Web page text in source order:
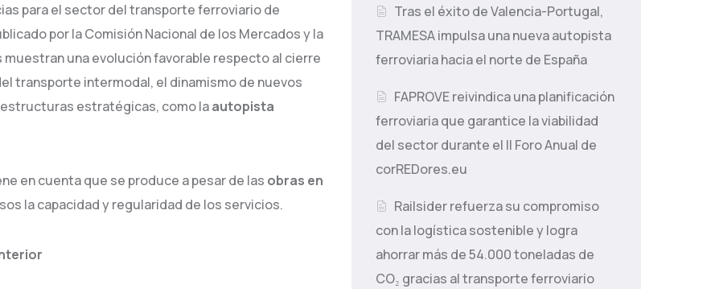
para el sector del transporte ferroviario de
por la Comisión Nacional de los Mercados y la
una evolución favorable respecto al cierre
transporte intermodal, el dinamismo de nuevos
estratégicas, como laautopista
en cuenta que se produce a pesar de las obras en
la capacidad y regularidad de los servicios.
Tras el éxito de Valencia-Portugal,
TRAMESA impulsa una nueva autopista
ferroviaria hacia el norte de España
FAPROVE reivindica una planificación
ferroviaria que garantice la viabilidad
del sector durante el II Foro Anual de
corREDores.eu
Railsider refuerza su compromiso
con la logística sostenible y logra
ahorrar más de 54.000 toneladas de
CO₂ gracias al transporte ferroviario